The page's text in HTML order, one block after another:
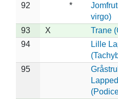
92 *
virgo)
93 X Trane
94
Lille
95